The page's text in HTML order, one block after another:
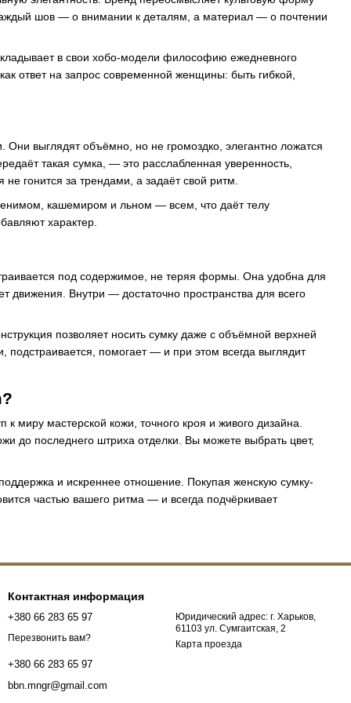
шов — о внимании к деталям, а материал — о почтении
в свои хобо-модели философию ежедневного
ответ на запрос современной женщины: быть гибкой,
выглядят объёмно, но не громоздко, элегантно ложатся
такая сумка, — это расслабленная уверенность,
гонится за трендами, а задаёт свой ритм.
кашемиром и льном — всем, что даёт телу
характер.
под содержимое, не теряя формы. Она удобна для
движения. Внутри — достаточно пространства для всего
позволяет носить сумку даже с объёмной верхней
подстраивается, помогает — и при этом всегда выглядит
миру мастерской кожи, точного кроя и живого дизайна.
до последнего штриха отделки. Вы можете выбрать цвет,
и искреннее отношение. Покупая женскую сумку-
частью вашего ритма — и всегда подчёркивает
Контактная информация
+380 66 283 65 97
Перезвонить вам?
+380 66 283 65 97
bbn.mngr@gmail.com
Юридический адрес: г. Харьков,
61103 ул. Сумгаитская, 2
Карта проезда